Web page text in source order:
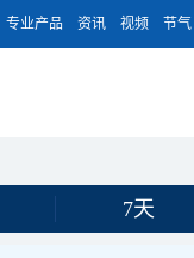
专业产品 资讯 视频 节气
7天